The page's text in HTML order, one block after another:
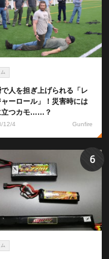
人を担ぎ上げられる「レ
ャーロール」！災害時には
立つカモ……？
12/4 Gunfire
6